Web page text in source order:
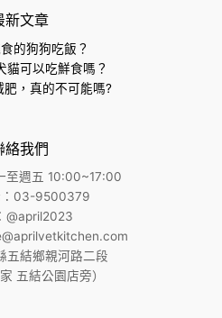
新文章
的狗狗吃飯？
貓可以吃鮮食嗎？
肥，真的不可能嗎?
絡我們
至週五 10:00~17:00
：03-9500379
@april2023
五結鄉親河路二段
五結公園店旁）